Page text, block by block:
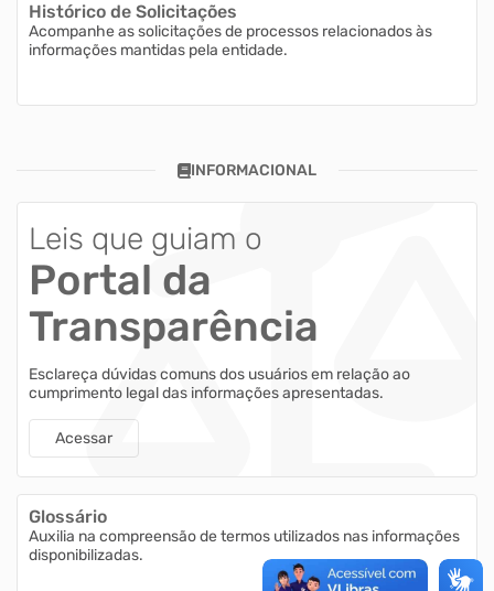
Histórico de Solicitações
Acompanhe as solicitações de processos relacionados às
informações mantidas pela entidade.
INFORMACIONAL
Leis que guiam o
Portal da
Transparência
Esclareça dúvidas comuns dos usuários em relação ao
cumprimento legal das informações apresentadas.
Acessar
Glossário
Auxilia na compreensão de termos utilizados nas informações
disponibilizadas.